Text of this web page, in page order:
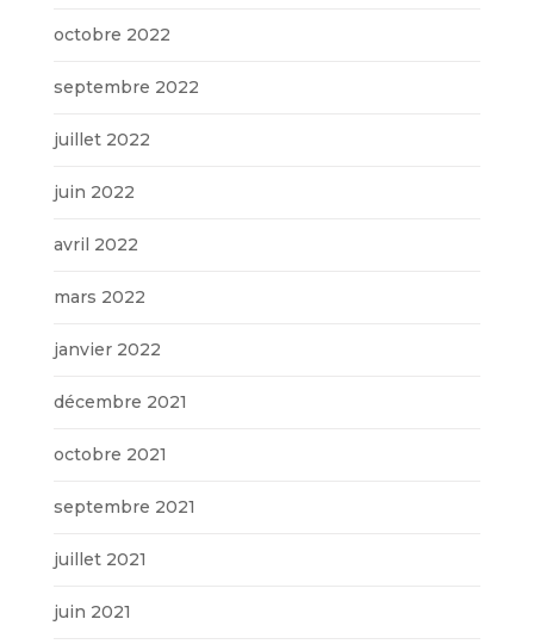
octobre 2022
septembre 2022
juillet 2022
juin 2022
avril 2022
mars 2022
janvier 2022
décembre 2021
octobre 2021
septembre 2021
juillet 2021
juin 2021